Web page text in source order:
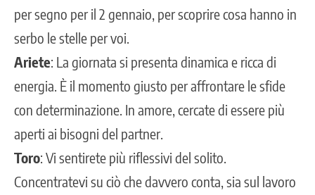
per segno per il 2 gennaio, per scoprire cosa hanno in
serbo le stelle per voi.
Ariete: La giornata si presenta dinamica e ricca di
energia. È il momento giusto per affrontare le sfide
con determinazione. In amore, cercate di essere più
aperti ai bisogni del partner.
Toro: Vi sentirete più riflessivi del solito.
Concentratevi su ciò che davvero conta, sia sul lavoro